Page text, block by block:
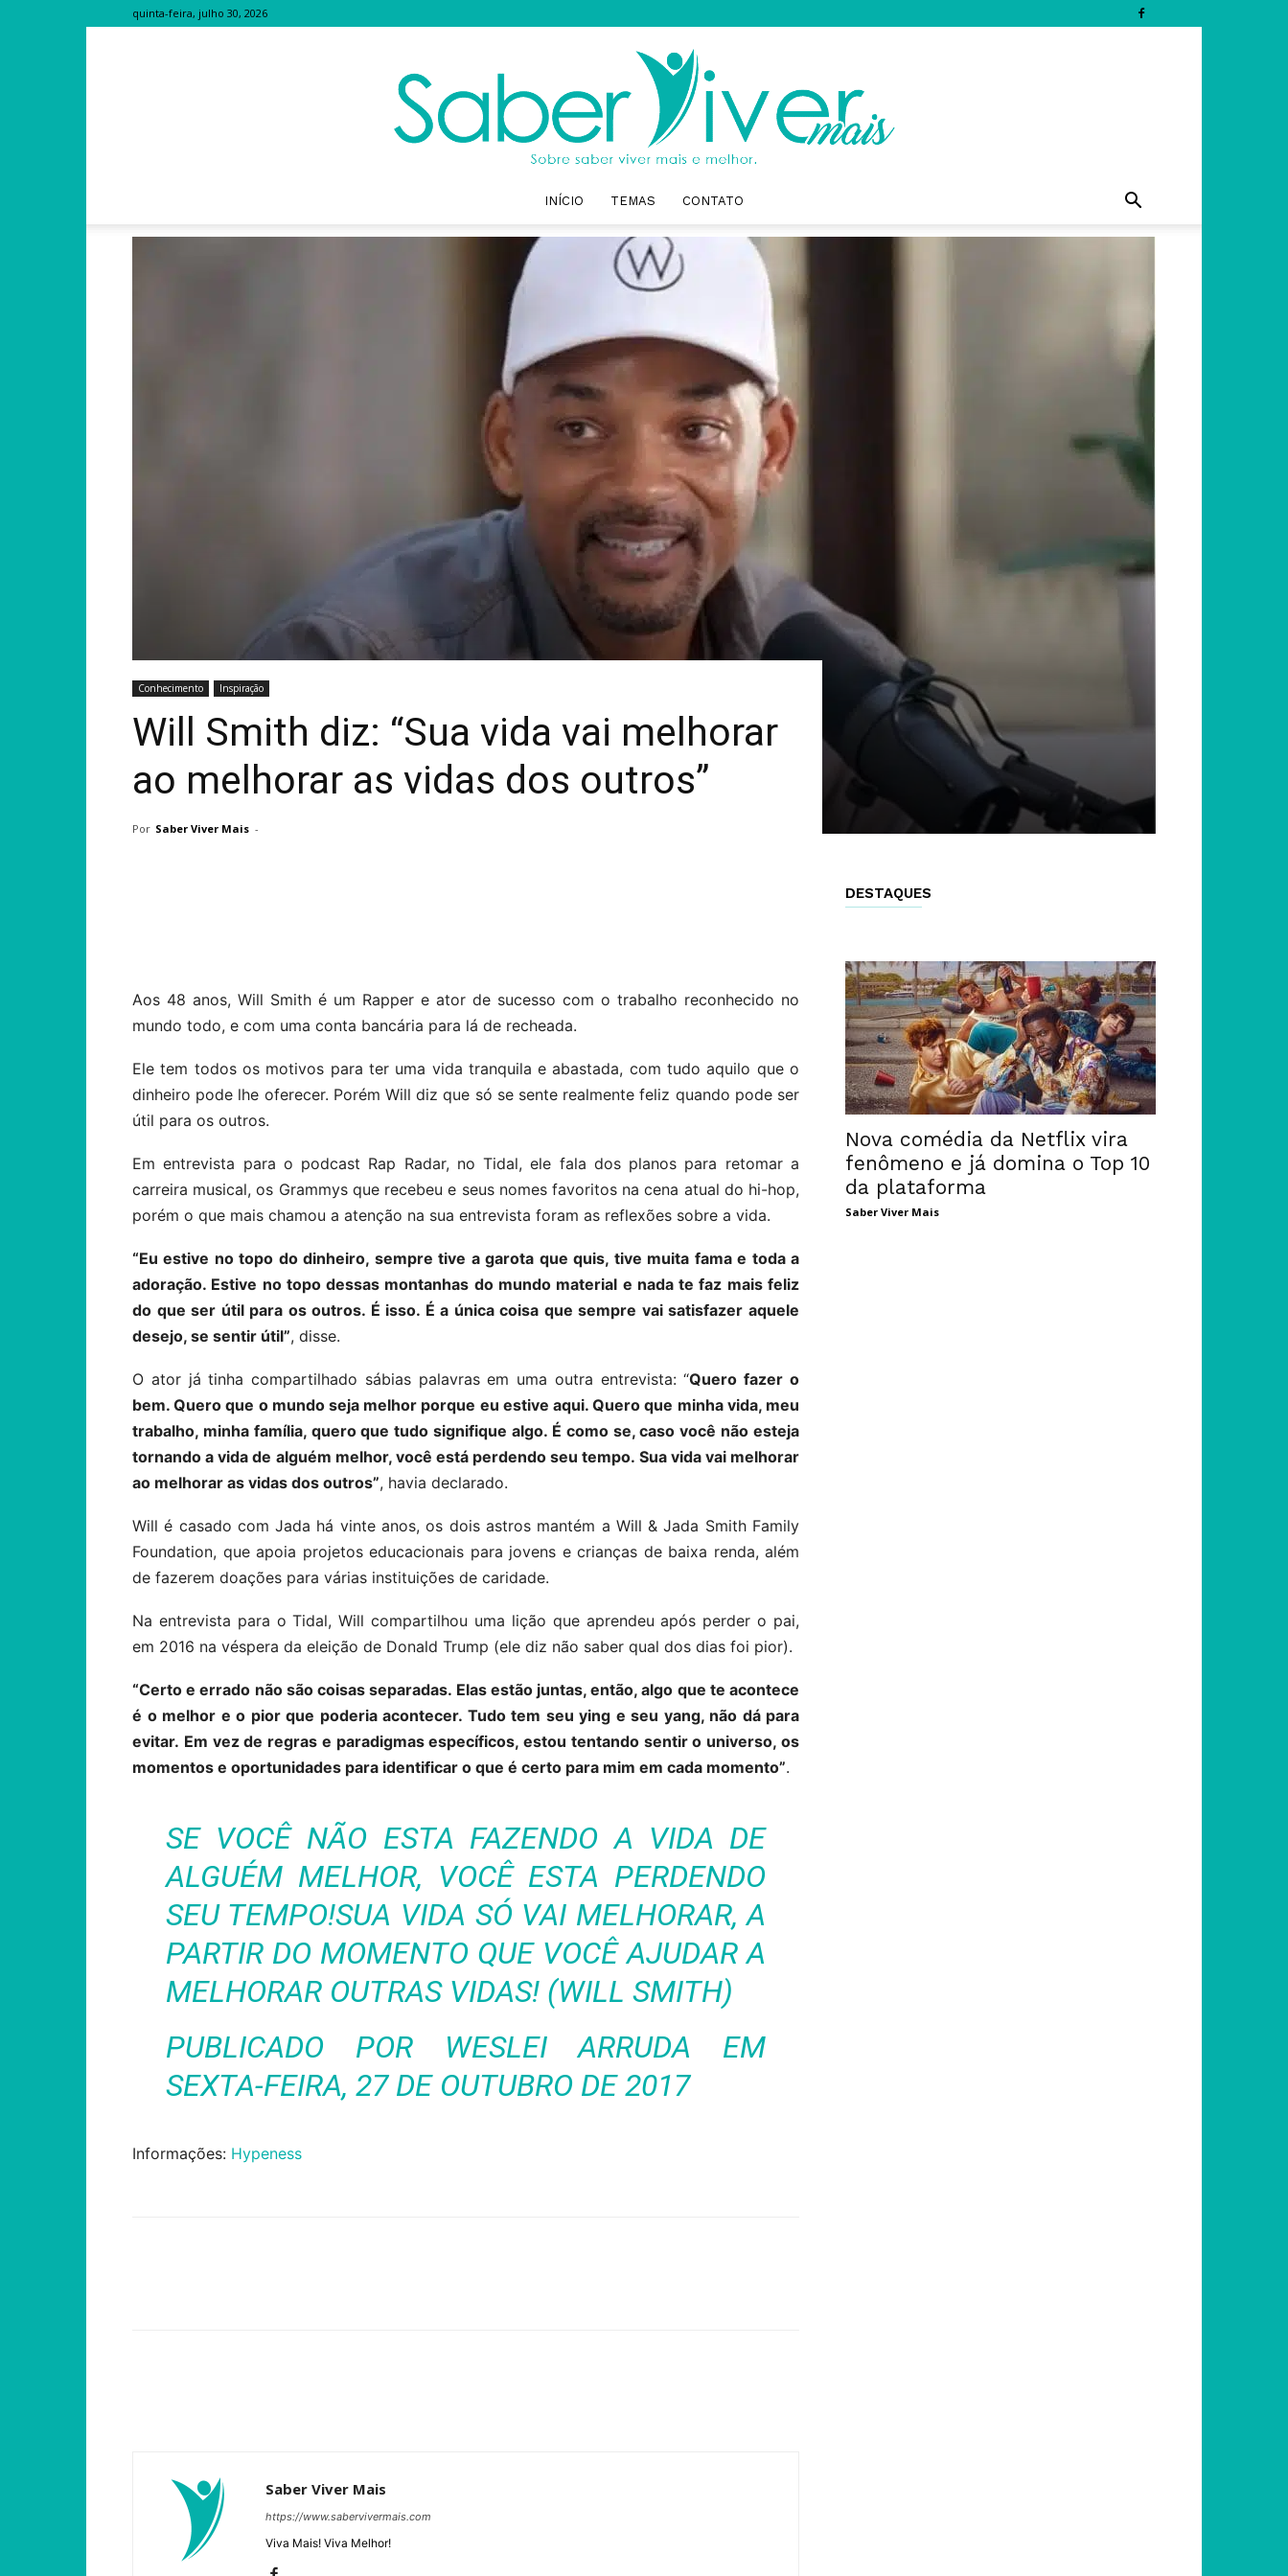
quinta-feira, julho 30, 2026
Saber
Mais
INÍCIO TEMAS CONTATO
Conhecimento Inspiração
Will Smith diz: “Sua vida vai melhorar
ao melhorar as vidas dos outros”
Por Saber Viver Mais -
Aos 48 anos, Will Smith é um Rapper e ator de sucesso com o trabalho reconhecido no
mundo todo, e com uma conta bancária para lá de recheada.
Ele tem todos os motivos para ter uma vida tranquila e abastada, com tudo aquilo que o
dinheiro pode lhe oferecer. Porém Will diz que só se sente realmente feliz quando pode ser
útil para os outros.
Em entrevista para o podcast Rap Radar, no Tidal, ele fala dos planos para retomar a
carreira musical, os Grammys que recebeu e seus nomes favoritos na cena atual do hi-hop,
porém o que mais chamou a atenção na sua entrevista foram as reflexões sobre a vida.
“Eu estive no topo do dinheiro, sempre tive a garota que quis, tive muita fama e toda a
adoração. Estive no topo dessas montanhas do mundo material e nada te faz mais feliz
do que ser útil para os outros. É isso. É a única coisa que sempre vai satisfazer aquele
desejo, se sentir útil”, disse.
O ator já tinha compartilhado sábias palavras em uma outra entrevista: “Quero fazer o
bem. Quero que o mundo seja melhor porque eu estive aqui. Quero que minha vida, meu
trabalho, minha família, quero que tudo signifique algo. É como se, caso você não esteja
tornando a vida de alguém melhor, você está perdendo seu tempo. Sua vida vai melhorar
ao melhorar as vidas dos outros”, havia declarado.
Will é casado com Jada há vinte anos, os dois astros mantém a Will & Jada Smith Family
Foundation, que apoia projetos educacionais para jovens e crianças de baixa renda, além
de fazerem doações para várias instituições de caridade.
Na entrevista para o Tidal, Will compartilhou uma lição que aprendeu após perder o pai,
em 2016 na véspera da eleição de Donald Trump (ele diz não saber qual dos dias foi pior).
“Certo e errado não são coisas separadas. Elas estão juntas, então, algo que te acontece
é o melhor e o pior que poderia acontecer. Tudo tem seu ying e seu yang, não dá para
evitar. Em vez de regras e paradigmas específicos, estou tentando sentir o universo, os
momentos e oportunidades para identificar o que é certo para mim em cada momento”.
SE VOCÊ NÃO ESTA FAZENDO A VIDA DE
ALGUÉM MELHOR, VOCÊ ESTA PERDENDO
SEU TEMPO!SUA VIDA SÓ VAI MELHORAR, A
PARTIR DO MOMENTO QUE VOCÊ AJUDAR A
MELHORAR OUTRAS VIDAS! (WILL SMITH)
PUBLICADO POR WESLEI ARRUDA EM
SEXTA-FEIRA, 27 DE OUTUBRO DE 2017
Informações: Hypeness
Saber Viver Mais
https://www.sabervivermais.com
Viva Mais! Viva Melhor!
DESTAQUES
Nova comédia da Netflix vira
fenômeno e já domina o Top 10
da plataforma
Saber Viver Mais